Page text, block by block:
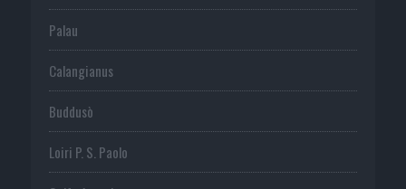
Palau
Calangianus
Buddusò
Loiri P. S. Paolo